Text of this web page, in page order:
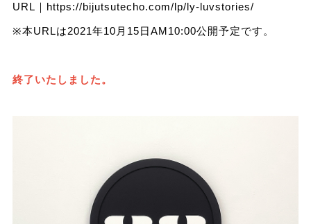
URL｜ https://bijutsutecho.com/lp/ly-luvstories/
※本URLは2021年10月15日AM10:00公開予定です。
終了いたしました。